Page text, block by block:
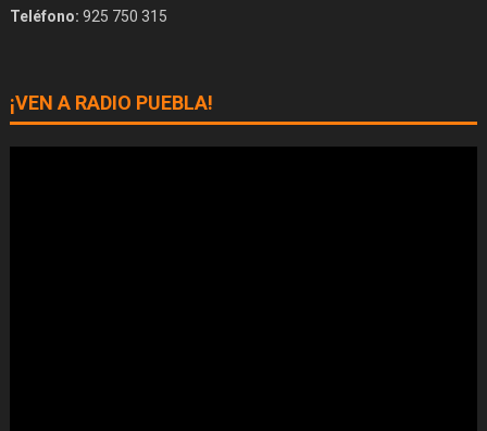
Teléfono: 925 750 315
¡VEN A RADIO PUEBLA!